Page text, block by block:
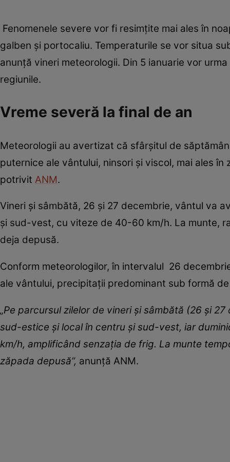
Fenomenele severe vor fi resimțite mai ales în
galben și portocaliu. Temperaturile se vor situa
anunţă vineri meteorologii. Din 5 ianuarie vor
regiunile.
Vreme severă la final de an
Meteorologii au avertizat că sfârșitul de
puternice ale vântului, ninsori și viscol, mai ales în
potrivit ANM.
Vineri și sâmbătă, 26 și 27 decembrie, vântul va
și sud-vest, cu viteze de 40-60 km/h. La munte,
deja depusă.
Conform meteorologilor, în intervalul 26
ale vântului, precipitaţii predominant sub formă
„Pe parcursul zilelor de vineri şi sâmbătă (26 şi
sud-estice şi local în centru şi sud-vest, iar
km/h, amplificând senzaţia de frig. La munte
zăpada depusă”, anunţă ANM.